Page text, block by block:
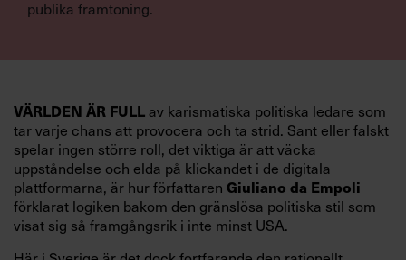
publika framtoning.
VÄRLDEN ÄR FULLav karismatiska politiska ledare som
tar varje chans att provocera och ta strid. Sant eller falskt
spelar ingen större roll, det viktiga är att väcka
uppståndelse och elda på klickandet i de digitala
plattformarna, är hur författaren Giuliano da Empoli
förklarat logiken bakom den gränslösa politiska stil som
visat sig så framgångsrik i inte minst USA.